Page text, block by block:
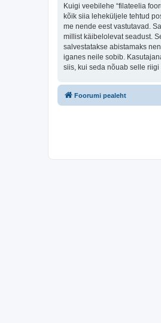
Kuigi veebilehe “filateelia
kõik siia leheküljele tehtud
me nende eest vastutavad.
millist käibelolevat seadust.
salvestatakse abistamaks
iganes neile sobib.
siis, kui seda nõuab selle riigi
Foorumi pealeht